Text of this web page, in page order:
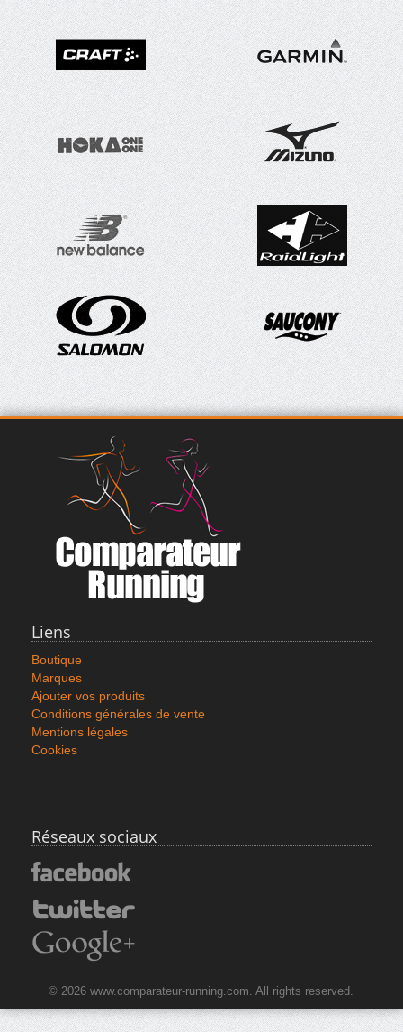
Liens
Boutique
Marques
Ajouter vos produits
Conditions générales de vente
Mentions légales
Cookies
Réseaux sociaux
© 2026 www.comparateur-running.com. All rights reserved.